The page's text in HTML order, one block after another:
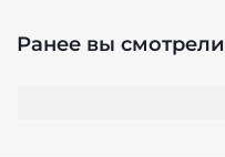
Ранее вы смотрели